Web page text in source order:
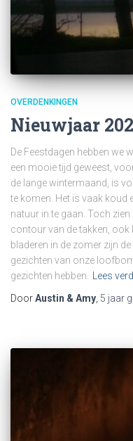
OVERDENKINGEN
Nieuwjaar
De Feestdagen hebben we
een mooie tijd geweest,
de lange wintermaand, is
te komen. Het is vaak koud
natuur in te gaan. Toch
contour van de takken, ook
bladeren in de zomer zijn
gezichten van onze
gezichten hebben.
Lees
DoorAustin & Amy 5 jaar